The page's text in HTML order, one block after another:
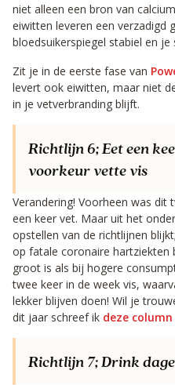
niet alleen een bron van
eiwitten leveren een verzadigd
bloedsuikerspiegel stabiel en je
Zit je in de eerste fase van
levert ook eiwitten, maar niet
in je vetverbranding blijft.
Richtlijn 6;Eet een
voorkeur vette vis
Verandering! Voorheen was dit
een keer vet. Maar uit het
opstellen van de richtlijnen
op fatale coronaire hartziekten
groot is als bij hogere
twee keer in de week vis,
lekker blijven doen! Wil je
dit jaar schreef ik deze column
Richtlijn 7;Drink